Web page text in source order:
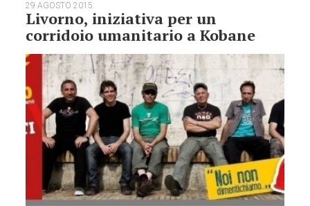
29 AGOSTO 2015
Livorno, iniziativa per un
corridoio umanitario a Kobane